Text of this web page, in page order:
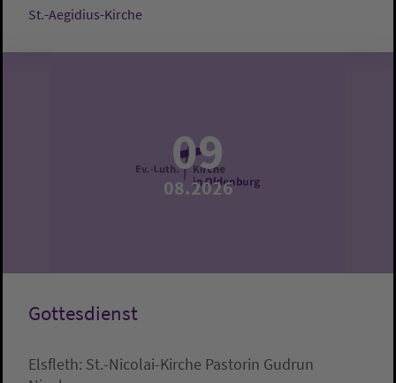
St.-Aegidius-Kirche
09
08.2026
Gottesdienst
Elsfleth: St.-Nicolai-Kirche Pastorin Gudrun